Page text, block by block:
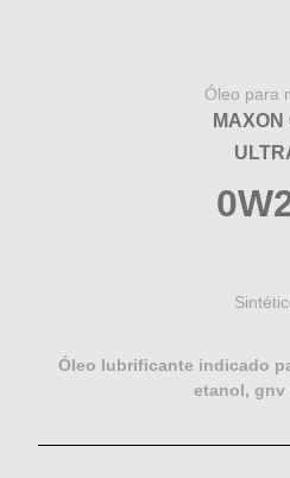
Óleo para
MAXON
Óleo lubrificante indicado
etanol, gnv